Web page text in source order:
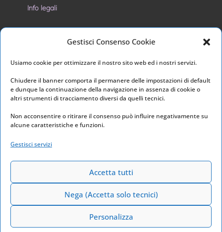
Gestisci Consenso Cookie
Usiamo cookie per ottimizzare il nostro sito web ed i nostri servizi.
Chiudere il banner comporta il permanere delle impostazioni di default
e dunque la continuazione della navigazione in assenza di cookie o
altri strumenti di tracciamento diversi da quelli tecnici.
Non acconsentire o ritirare il consenso può influire negativamente su
alcune caratteristiche e funzioni.
Gestisci servizi
Accetta tutti
Nega (Accetta solo tecnici)
Personalizza
Info legali
Privacy Policy
Cookie Policy